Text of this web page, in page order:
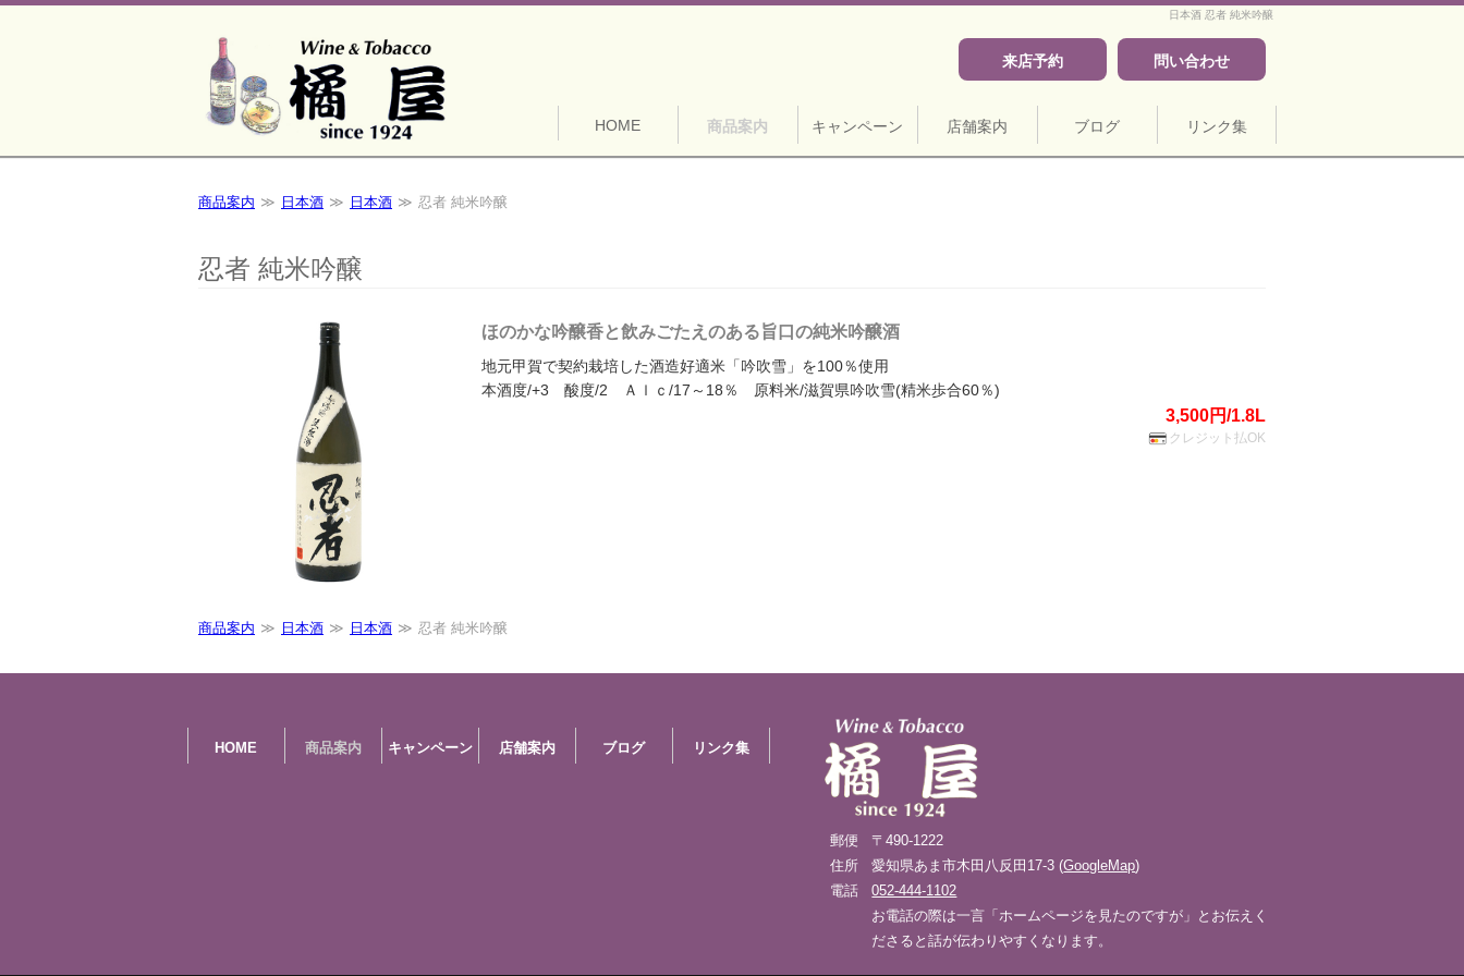
日本酒 忍者 純米吟醸
問い合わせ
来店予約
HOME 商品案内 キャンペーン 店舗案内 ブログ リンク集
商品案内 日本酒 日本酒 忍者 純米吟醸
忍者 純米吟醸
ほのかな吟醸香と飲みごたえのある旨口の純米吟醸酒
地元甲賀で契約栽培した酒造好適米「吟吹雪」を100％使用
本酒度/+3 酸度/2 Ａｌｃ/17～18％ 原料米/滋賀県吟吹雪(精米歩合60％)
3,500円/1.8L
クレジット払OK
商品案内 日本酒 日本酒 忍者 純米吟醸
HOME 商品案内 キャンペーン 店舗案内 ブログ リンク集
郵便
〒490-1222
住所
愛知県あま市木田八反田17-3 (GoogleMap)
電話
052-444-1102
お電話の際は一言「ホームページを見たのですが」とお伝えく
ださると話が伝わりやすくなります。